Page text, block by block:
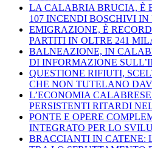
LA CALABRIA BRUCIA, È
107 INCENDI BOSCHIVI IN
EMIGRAZIONE, È
PARTITI IN OLTRE 241
BALNEAZIONE, IN
DI INFORMAZIONE
QUESTIONE RIFIUTI,
CHE NON TUTELANO
L’ECONOMIA
PERSISTENTI RITARDI
PONTE E OPERE
INTEGRATO PER LO
BRACCIANTI IN CATENE: